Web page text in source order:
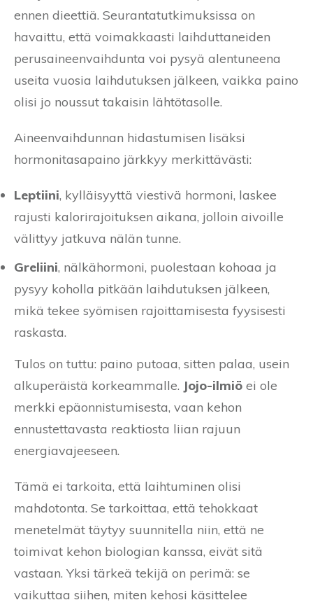
ennen dieettiä. Seurantatutkimuksissa on
havaittu, että voimakkaasti laihduttaneiden
perusaineenvaihdunta voi pysyä alentuneena
useita vuosia laihdutuksen jälkeen, vaikka paino
olisi jo noussut takaisin lähtötasolle.
Aineenvaihdunnan hidastumisen lisäksi
hormonitasapaino järkkyy merkittävästi:
Leptiini, kylläisyyttä viestivä hormoni, laskee
rajusti kalorirajoituksen aikana, jolloin aivoille
välittyy jatkuva nälän tunne.
Greliini, nälkähormoni, puolestaan kohoaa ja
pysyy koholla pitkään laihdutuksen jälkeen,
mikä tekee syömisen rajoittamisesta fyysisesti
raskasta.
Tulos on tuttu: paino putoaa, sitten palaa, usein
alkuperäistä korkeammalle. Jojo-ilmiö ei ole
merkki epäonnistumisesta, vaan kehon
ennustettavasta reaktiosta liian rajuun
energiavajeeseen.
Tämä ei tarkoita, että laihtuminen olisi
mahdotonta. Se tarkoittaa, että tehokkaat
menetelmät täytyy suunnitella niin, että ne
toimivat kehon biologian kanssa, eivät sitä
vastaan. Yksi tärkeä tekijä on perimä: se
vaikuttaa siihen, miten kehosi käsittelee